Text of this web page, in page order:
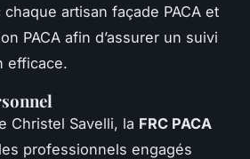
artisan façade PACA et
PACA afin d’assurer un suivi
efficace.
Christel Savelli, la FRC PACA
professionnels engagés